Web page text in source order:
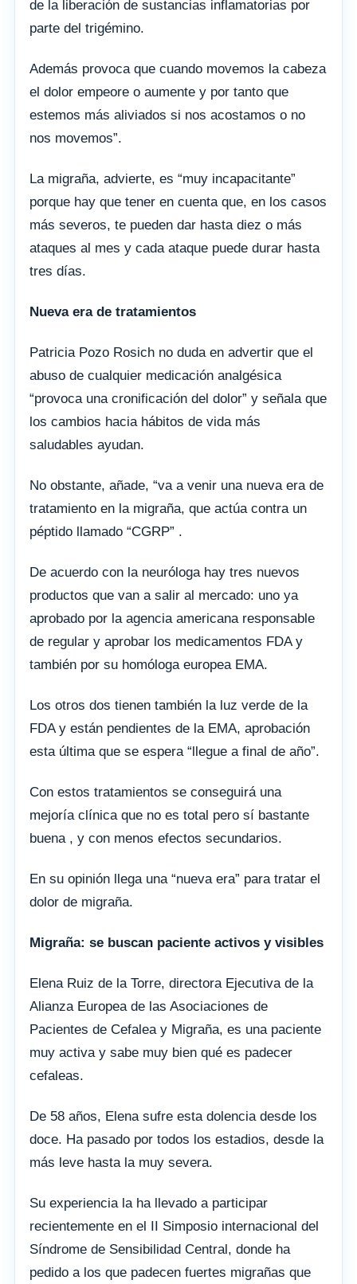
de la liberación de sustancias inflamatorias por
parte del trigémino.
Además provoca que cuando movemos la cabeza
el dolor empeore o aumente y por tanto que
estemos más aliviados si nos acostamos o no
nos movemos”.
La migraña, advierte, es “muy incapacitante”
porque hay que tener en cuenta que, en los casos
más severos, te pueden dar hasta diez o más
ataques al mes y cada ataque puede durar hasta
tres días.
Nueva era de tratamientos
Patricia Pozo Rosich no duda en advertir que el
abuso de cualquier medicación analgésica
“provoca una cronificación del dolor” y señala que
los cambios hacia hábitos de vida más
saludables ayudan.
No obstante, añade, “va a venir una nueva era de
tratamiento en la migraña, que actúa contra un
péptido llamado “CGRP” .
De acuerdo con la neuróloga hay tres nuevos
productos que van a salir al mercado: uno ya
aprobado por la agencia americana responsable
de regular y aprobar los medicamentos FDA y
también por su homóloga europea EMA.
Los otros dos tienen también la luz verde de la
FDA y están pendientes de la EMA, aprobación
esta última que se espera “llegue a final de año”.
Con estos tratamientos se conseguirá una
mejoría clínica que no es total pero sí bastante
buena , y con menos efectos secundarios.
En su opinión llega una “nueva era” para tratar el
dolor de migraña.
Migraña: se buscan paciente activos y visibles
Elena Ruiz de la Torre, directora Ejecutiva de la
Alianza Europea de las Asociaciones de
Pacientes de Cefalea y Migraña, es una paciente
muy activa y sabe muy bien qué es padecer
cefaleas.
De 58 años, Elena sufre esta dolencia desde los
doce. Ha pasado por todos los estadios, desde la
más leve hasta la muy severa.
Su experiencia la ha llevado a participar
recientemente en el II Simposio internacional del
Síndrome de Sensibilidad Central, donde ha
pedido a los que padecen fuertes migrañas que